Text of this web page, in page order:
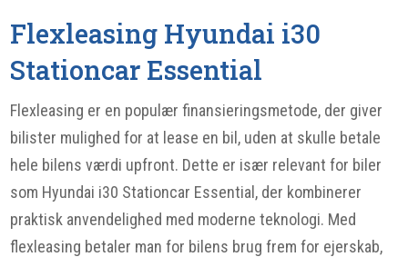
Flexleasing Hyundai i30
Stationcar Essential
Flexleasing er en populær finansieringsmetode, der giver
bilister mulighed for at lease en bil, uden at skulle betale
hele bilens værdi upfront. Dette er især relevant for biler
som Hyundai i30 Stationcar Essential, der kombinerer
praktisk anvendelighed med moderne teknologi. Med
flexleasing betaler man for bilens brug frem for ejerskab,